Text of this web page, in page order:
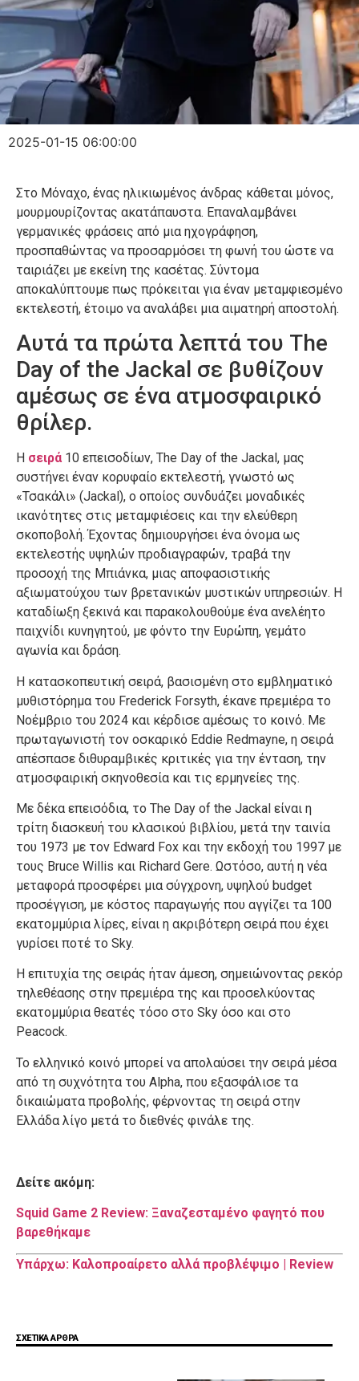
2025-01-15 06:00:00
Στο Μόναχο, ένας ηλικιωμένος άνδρας κάθεται μόνος,
μουρμουρίζοντας ακατάπαυστα. Επαναλαμβάνει
γερμανικές φράσεις από μια ηχογράφηση,
προσπαθώντας να προσαρμόσει τη φωνή του ώστε να
ταιριάζει με εκείνη της κασέτας. Σύντομα
αποκαλύπτουμε πως πρόκειται για έναν μεταμφιεσμένο
εκτελεστή, έτοιμο να αναλάβει μια αιματηρή αποστολή.
Αυτά τα πρώτα λεπτά του The
Day of the Jackal σε βυθίζουν
αμέσως σε ένα ατμοσφαιρικό
θρίλερ.
Η σειρά10 επεισοδίων, The Day of the Jackal, μας
συστήνει έναν κορυφαίο εκτελεστή, γνωστό ως
«Τσακάλι» (Jackal), ο οποίος συνδυάζει μοναδικές
ικανότητες στις μεταμφιέσεις και την ελεύθερη
σκοποβολή. Έχοντας δημιουργήσει ένα όνομα ως
εκτελεστής υψηλών προδιαγραφών, τραβά την
προσοχή της Μπιάνκα, μιας αποφασιστικής
αξιωματούχου των βρετανικών μυστικών υπηρεσιών. Η
καταδίωξη ξεκινά και παρακολουθούμε ένα ανελέητο
παιχνίδι κυνηγητού, με φόντο την Ευρώπη, γεμάτο
αγωνία και δράση.
Η κατασκοπευτική σειρά, βασισμένη στο εμβληματικό
μυθιστόρημα του Frederick Forsyth, έκανε πρεμιέρα το
Νοέμβριο του 2024 και κέρδισε αμέσως το κοινό. Με
πρωταγωνιστή τον οσκαρικό Eddie Redmayne, η σειρά
απέσπασε διθυραμβικές κριτικές για την ένταση, την
ατμοσφαιρική σκηνοθεσία και τις ερμηνείες της.
Με δέκα επεισόδια, το The Day of the Jackal είναι η
τρίτη διασκευή του κλασικού βιβλίου, μετά την ταινία
του 1973 με τον Edward Fox και την εκδοχή του 1997 με
τους Bruce Willis και Richard Gere. Ωστόσο, αυτή η νέα
μεταφορά προσφέρει μια σύγχρονη, υψηλού budget
προσέγγιση, με κόστος παραγωγής που αγγίζει τα 100
εκατομμύρια λίρες, είναι η ακριβότερη σειρά που έχει
γυρίσει ποτέ το Sky.
Η επιτυχία της σειράς ήταν άμεση, σημειώνοντας ρεκόρ
τηλεθέασης στην πρεμιέρα της και προσελκύοντας
εκατομμύρια θεατές τόσο στο Sky όσο και στο
Peacock.
Το ελληνικό κοινό μπορεί να απολαύσει την σειρά μέσα
από τη συχνότητα του Alpha, που εξασφάλισε τα
δικαιώματα προβολής, φέρνοντας τη σειρά στην
Ελλάδα λίγο μετά το διεθνές φινάλε της.
Δείτε ακόμη:
Squid Game 2 Review: Ξαναζεσταμένο φαγητό που
βαρεθήκαμε
Υπάρχω: Kαλοπροαίρετo αλλά προβλέψιμo | Review
ΣΧΕΤΙΚΑ ΑΡΘΡΑ